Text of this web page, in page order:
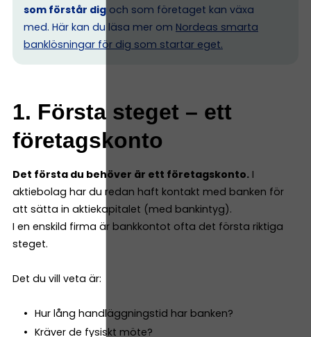
som förstår dig och som företaget kan växa
med. Här kan du läsa mer om Nordeas smarta
banklösningar för dig som startar eget.
1. Första steget – ett
företagskonto
Det första du behöver är ett företagskonto. I
aktiebolag har du redan haft kontakt med banken för
att sätta in aktiekapitalet (med bankintyg).
I en enskild firma är bankkontot ofta det första riktiga
steget.
Det du vill veta är:
Hur lång handläggningstid har banken?
Kräver de fysiskt möte?